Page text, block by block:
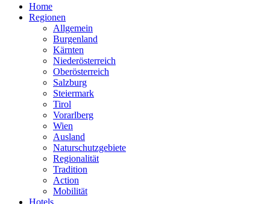
Home
Regionen
Allgemein
Burgenland
Kärnten
Niederösterreich
Oberösterreich
Salzburg
Steiermark
Tirol
Vorarlberg
Wien
Ausland
Naturschutzgebiete
Regionalität
Tradition
Action
Mobilität
Hotels